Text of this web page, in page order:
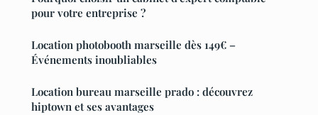
pour votre entreprise ?
Location photobooth marseille dès 149€ –
Événements inoubliables
Location bureau marseille prado : découvrez
hiptown et ses avantages